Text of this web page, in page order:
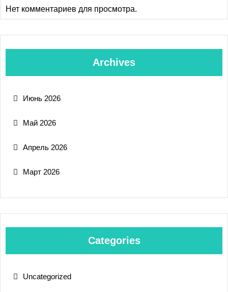
Нет комментариев для просмотра.
Archives
Июнь 2026
Май 2026
Апрель 2026
Март 2026
Categories
Uncategorized